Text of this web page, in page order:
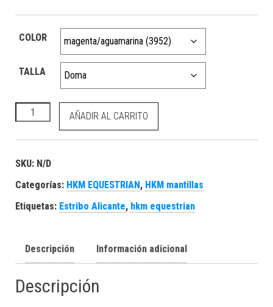
COLOR
TALLA
HKM Mantilla -Naples- cantidad
AÑADIR AL CARRITO
SKU: N/D
Categorías: HKM EQUESTRIAN, HKM mantillas
Etiquetas: Estribo Alicante, hkm equestrian
Descripción Información adicional
Descripción